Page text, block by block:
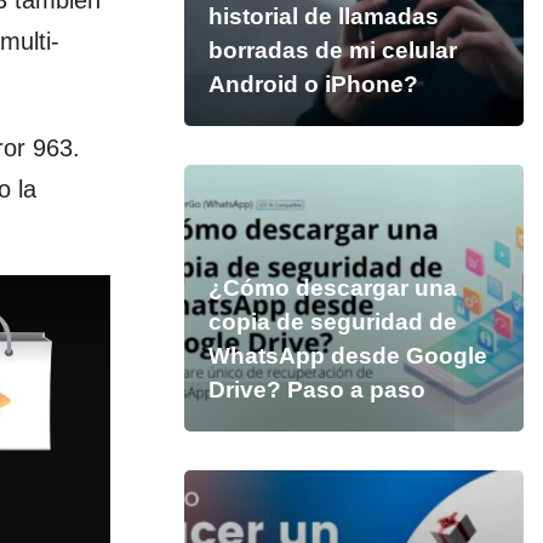
963.
la
historial de llamadas
borradas de mi celular
Android o iPhone?
¿Cómo descargar una
copia de seguridad de
WhatsApp desde Google
Drive? Paso a paso